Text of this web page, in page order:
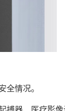
情况。